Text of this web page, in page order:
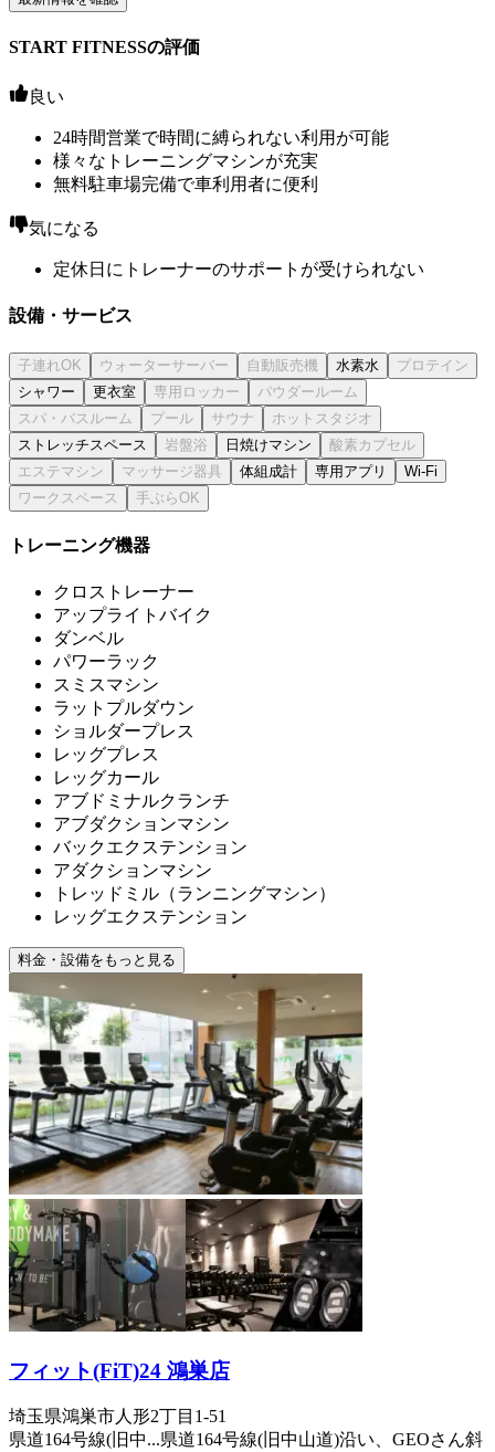
START FITNESSの評価
良い
24時間営業で時間に縛られない利用が可能
様々なトレーニングマシンが充実
無料駐車場完備で車利用者に便利
気になる
定休日にトレーナーのサポートが受けられない
設備・サービス
水素水
シャワー
更衣室
ストレッチスペース
日焼けマシン
体組成計
専用アプリ Wi-Fi
トレーニング機器
クロストレーナー
アップライトバイク
ダンベル
パワーラック
スミスマシン
ラットプルダウン
ショルダープレス
レッグプレス
レッグカール
アブドミナルクランチ
アブダクションマシン
バックエクステンション
アダクションマシン
トレッドミル（ランニングマシン）
レッグエクステンション
料金・設備をもっと見る
フィット(FiT)24 鴻巣店
埼玉県鴻巣市人形2丁目1-51
県道164号線(旧中...県道164号線(旧中山道)沿い、GEOさん斜